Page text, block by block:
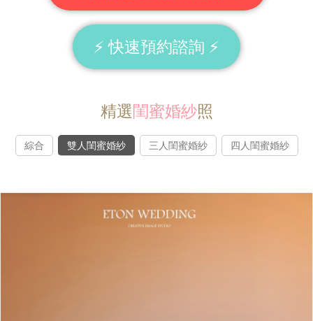
⚡ 快速預約諮詢 ⚡
精選閨蜜婚紗照
綜合 雙人閨蜜婚紗 三人閨蜜婚紗 四人閨蜜婚紗